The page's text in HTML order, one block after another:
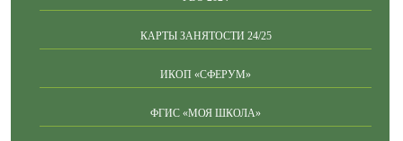
КАРТЫ ЗАНЯТОСТИ 24/25
ИКОП «СФЕРУМ»
ФГИС «МОЯ ШКОЛА»